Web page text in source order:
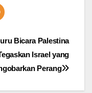
Bicara Palestina
Israel yang
Perang